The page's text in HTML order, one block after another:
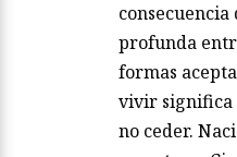
profunda
formas
vivir significa
no ceder.